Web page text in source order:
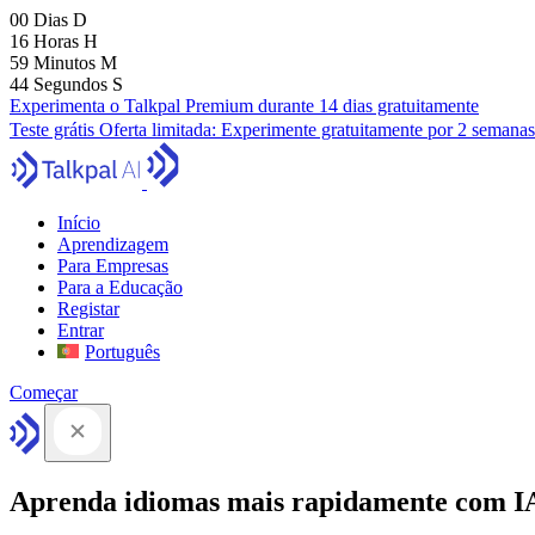
00 Dias D
16 Horas H
59 Minutos M
43 Segundos S
Experimenta o Talkpal Premium durante 14 dias gratuitamente
Teste grátis Oferta limitada: Experimente gratuitamente por 2 semanas
Início
Aprendizagem
Para Empresas
Para a Educação
Registar
Entrar
Português
Começar
Aprenda idiomas mais rapidamente com